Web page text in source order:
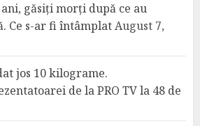
găsiți morți după ce au
Ce s-ar fi întâmplatAugust 7,
jos 10 kilograme.
de la PRO TV la 48 de